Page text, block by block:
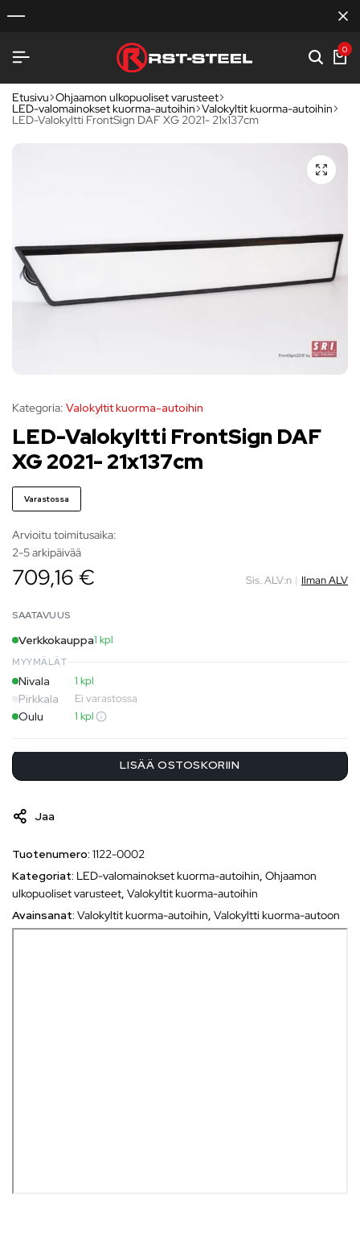
0
Etusivu Ohjaamon ulkopuoliset varusteet
LED-valomainokset kuorma-autoihin Valokyltit kuorma-autoihin
LED-Valokyltti FrontSign DAF XG 2021- 21x137cm
Kategoria: Valokyltit kuorma-autoihin
LED-Valokyltti FrontSign DAF
XG 2021- 21x137cm
Varastossa
Arvioitu toimitusaika:
2-5 arkipäivää
709,16 € Sis. ALV:n | Ilman ALV
SAATAVUUS
Verkkokauppa1 kpl
MYYMÄLÄT
Nivala 1 kpl
Pirkkala Ei varastossa
Oulu 1 kpl
LISÄÄ OSTOSKORIIN
Jaa
Tuotenumero: 1122-0002
Kategoriat: LED-valomainokset kuorma-autoihin, Ohjaamon
ulkopuoliset varusteet, Valokyltit kuorma-autoihin
Avainsanat: Valokyltit kuorma-autoihin, Valokyltti kuorma-autoon